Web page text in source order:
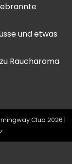
und etwas
Raucharoma
Club 2026 |